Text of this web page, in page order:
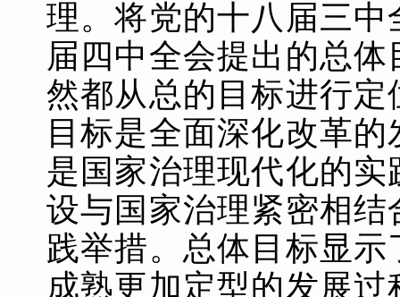
理。将党的十八届三
届四中全会提出的总
然都从总的目标进行
目标是全面深化改革
是国家治理现代化的
设与国家治理紧密相
践举措。总体目标显
成熟更加定型的发展